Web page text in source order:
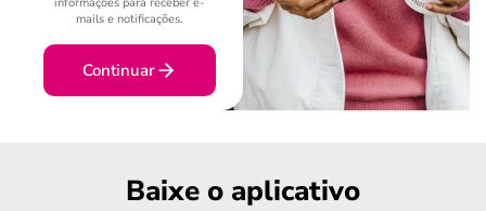
mails e notificações.
Continuar
Baixe o aplicativo